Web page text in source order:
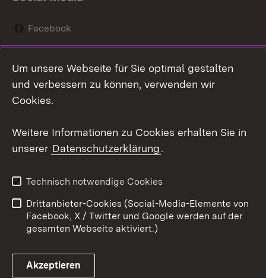
Facebook
Social Wall
Youtube
Link zum Landesportal
Kontakt
Datenschutz
Barrierefreiheit
Impressum Cookies
Um unsere Webseite für Sie optimal gestalten
und verbessern zu können, verwenden wir
Cookies.
Weitere Informationen zu Cookies erhalten Sie in
unserer Datenschutzerklärung.
Technisch notwendige Cookies
Drittanbieter-Cookies (Social-Media-Elemente von
Facebook, X / Twitter und Google werden auf der
gesamten Webseite aktiviert.)
Akzeptieren